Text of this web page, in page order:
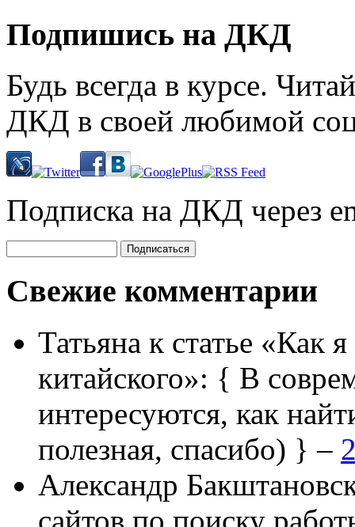
Подпишись на ДКД
Будь всегда в курсе.
ДКД в своей любимой
Подписка на ДКД через
Свежие комментарии
Татьяна к статье «Как
китайского»: { В
интересуются, как
полезная, спасибо) } –
Александр